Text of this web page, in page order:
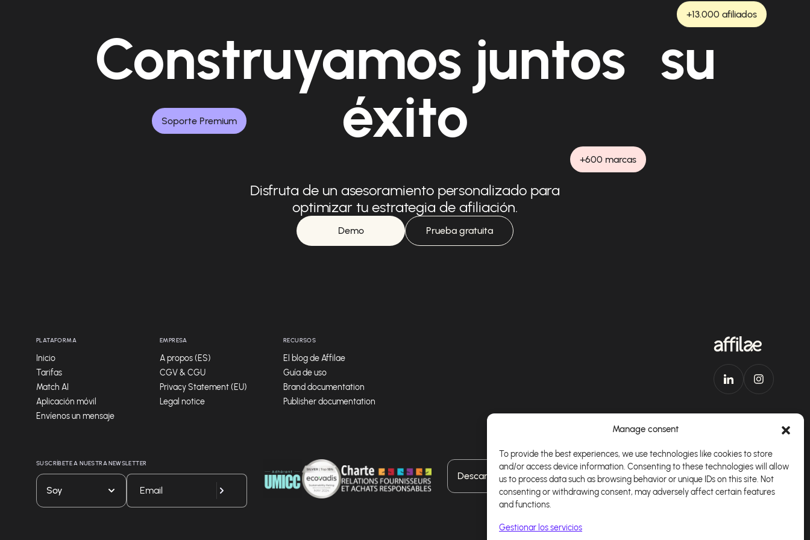
Manage consent
To provide the best experiences, we use technologies like cookies to store
and/or access device information. Consenting to these technologies will allow
us to process data such as browsing behavior or unique IDs on this site. Not
consenting or withdrawing consent, may adversely affect certain features
and functions.
Gestionar los servicios
Construyamos juntos su
éxito
Soporte Premium
+600 marcas
+13.000 afiliados
Disfruta de un asesoramiento personalizado para
optimizar tu estrategia de afiliación.
Demo Prueba gratuita
PLATAFORMA
Inicio
Tarifas
Match AI
Aplicación móvil
Envíenos un mensaje
EMPRESA
A propos (ES)
CGV & CGU
Privacy Statement (EU)
Legal notice
RECURSOS
El blog de Affilae
Guía de uso
Brand documentation
Publisher documentation
SUSCRÍBETE A NUESTRA NEWSLETTER
Soy
Descarga nuestra aplicación Español